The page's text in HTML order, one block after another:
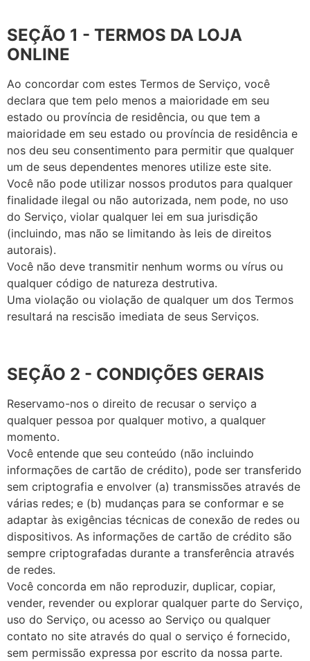
SEÇÃO 1 - TERMOS DA LOJA
ONLINE
Ao concordar com estes Termos de Serviço, você
declara que tem pelo menos a maioridade em seu
estado ou província de residência, ou que tem a
maioridade em seu estado ou província de residência e
nos deu seu consentimento para permitir que qualquer
um de seus dependentes menores utilize este site.
Você não pode utilizar nossos produtos para qualquer
finalidade ilegal ou não autorizada, nem pode, no uso
do Serviço, violar qualquer lei em sua jurisdição
(incluindo, mas não se limitando às leis de direitos
autorais).
Você não deve transmitir nenhum worms ou vírus ou
qualquer código de natureza destrutiva.
Uma violação ou violação de qualquer um dos Termos
resultará na rescisão imediata de seus Serviços.
SEÇÃO 2 - CONDIÇÕES GERAIS
Reservamo-nos o direito de recusar o serviço a
qualquer pessoa por qualquer motivo, a qualquer
momento.
Você entende que seu conteúdo (não incluindo
informações de cartão de crédito), pode ser transferido
sem criptografia e envolver (a) transmissões através de
várias redes; e (b) mudanças para se conformar e se
adaptar às exigências técnicas de conexão de redes ou
dispositivos. As informações de cartão de crédito são
sempre criptografadas durante a transferência através
de redes.
Você concorda em não reproduzir, duplicar, copiar,
vender, revender ou explorar qualquer parte do Serviço,
uso do Serviço, ou acesso ao Serviço ou qualquer
contato no site através do qual o serviço é fornecido,
sem permissão expressa por escrito da nossa parte.